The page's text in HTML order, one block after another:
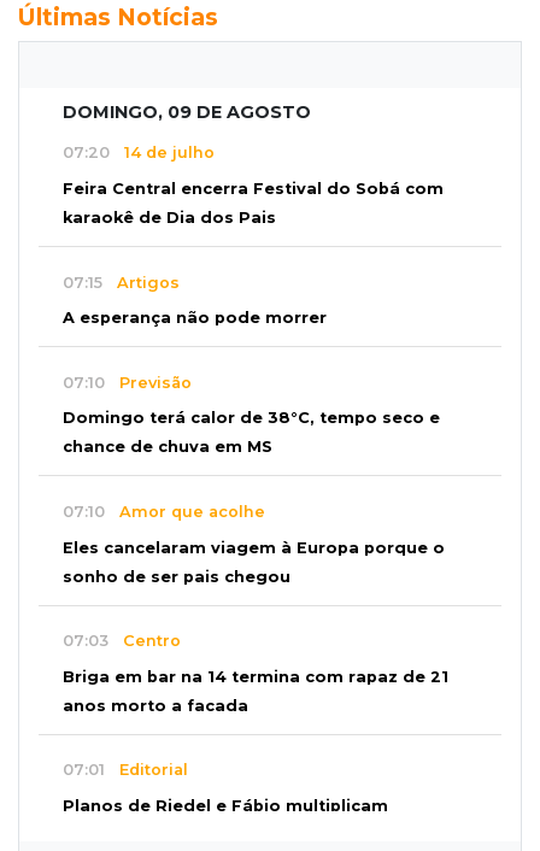
Últimas Notícias
DOMINGO, 09 DE AGOSTO
07:20 14 de julho
Feira Central encerra Festival do Sobá com
karaokê de Dia dos Pais
07:15 Artigos
A esperança não pode morrer
07:10 Previsão
Domingo terá calor de 38°C, tempo seco e
chance de chuva em MS
07:10 Amor que acolhe
Eles cancelaram viagem à Europa porque o
sonho de ser pais chegou
07:03 Centro
Briga em bar na 14 termina com rapaz de 21
anos morto a facada
07:01 Editorial
Planos de Riedel e Fábio multiplicam